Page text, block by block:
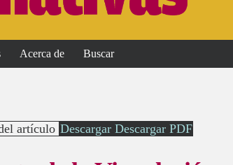
Acerca de Buscar
artículo Descargar Descargar PDF